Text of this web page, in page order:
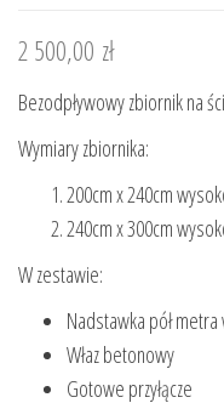
2 500,00 zł
Bezodpływowy zbiornik na
Wymiary zbiornika:
200cm x 240cm
240cm x 300cm
W zestawie:
Nadstawka pół
Właz betonowy
Gotowe przyłącze